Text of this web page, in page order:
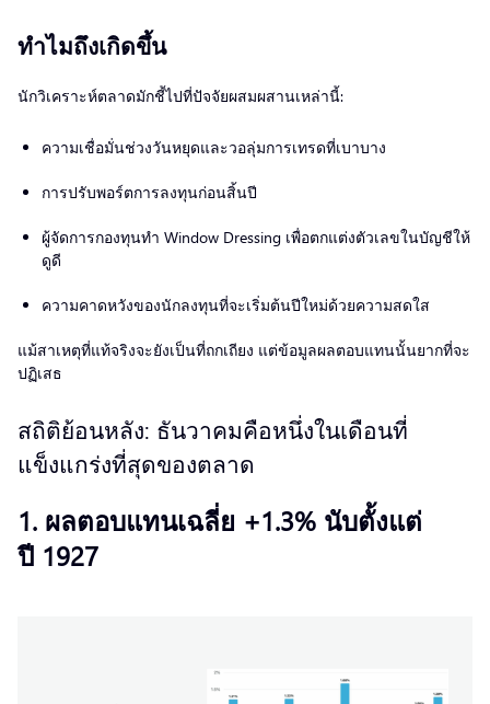
ทำไมถึงเกิดขึ้น
นักวิเคราะห์ตลาดมักชี้ไปที่ปัจจัยผสมผสานเหล่านี้:
ความเชื่อมั่นช่วงวันหยุดและวอลุ่มการเทรดที่เบาบาง
การปรับพอร์ตการลงทุนก่อนสิ้นปี
ผู้จัดการกองทุนทำ Window Dressing เพื่อตกแต่งตัวเลขในบัญชีให้
ดูดี
ความคาดหวังของนักลงทุนที่จะเริ่มต้นปีใหม่ด้วยความสดใส
แม้สาเหตุที่แท้จริงจะยังเป็นที่ถกเถียง แต่ข้อมูลผลตอบแทนนั้นยากที่จะ
ปฏิเสธ
สถิติย้อนหลัง: ธันวาคมคือหนึ่งในเดือนที่
แข็งแกร่งที่สุดของตลาด
1. ผลตอบแทนเฉลี่ย +1.3% นับตั้งแต่
ปี 1927